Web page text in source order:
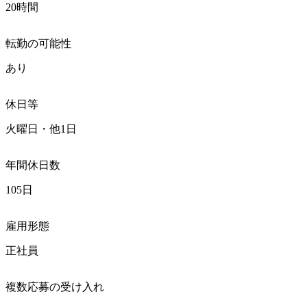
20時間
転勤の可能性
あり
休日等
火曜日・他1日
年間休日数
105日
雇用形態
正社員
複数応募の受け入れ